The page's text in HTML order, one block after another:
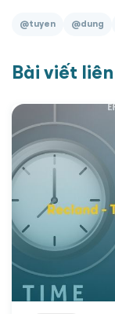
@tuyen @dung
Bài viết